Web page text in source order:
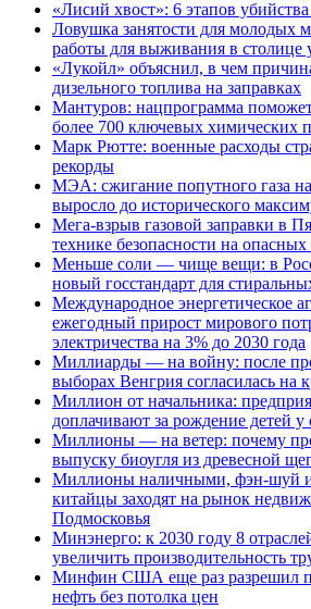
«Лисий хвост»: 6 этапов убийства
Ловушка занятости для молодых
работы для выживания в столице
«Лукойл» объяснил, в чем
дизельного топлива на заправках
Мантуров: нацпрограмма
более 700 ключевых химических
Марк Рютте: военные расходы
рекорды
МЭА: сжигание попутного газа
выросло до исторического
Мега-взрыв газовой заправки в
технике безопасности на опасных
Меньше соли — чище вещи: в
новый госстандарт для
Международное энергетическое
ежегодный прирост мирового
электричества на 3% до 2030 года
Миллиарды — на войну: после
выборах Венгрия согласилась на
Миллион от начальника:
доплачивают за рождение детей у
Миллионы — на ветер: почему
выпуску биоугля из древесной
Миллионы наличными, фэн-шуй и
китайцы заходят на рынок
Подмосковья
Минэнерго: к 2030 году 8
увеличить производительность
Минфин США еще раз разрешил
нефть без потолка цен